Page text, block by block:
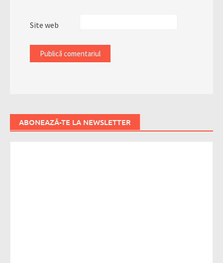
Site web
ABONEAZĂ-TE LA NEWSLETTER